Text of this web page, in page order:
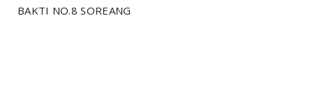
BAKTI NO.8 SOREANG